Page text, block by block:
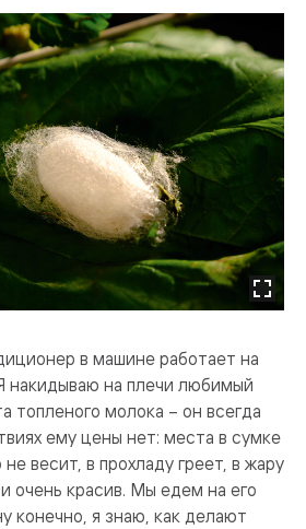
в машине работает на
накидываю на плечи любимый
топленого молока – он всегда
ему цены нет: места в сумке
весит, в прохладу греет, в жару
очень красив. Мы едем на его
конечно, я знаю, как делают